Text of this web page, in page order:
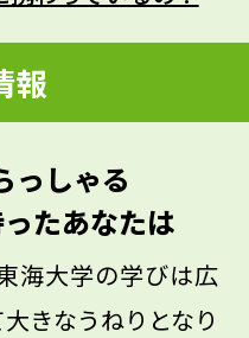
部に入るための勉
がちですが、それ
だり、大学に入っ
考えたりしておく
報
っしゃる
たあなたは
海大学の学びは広
きなうねりとなり